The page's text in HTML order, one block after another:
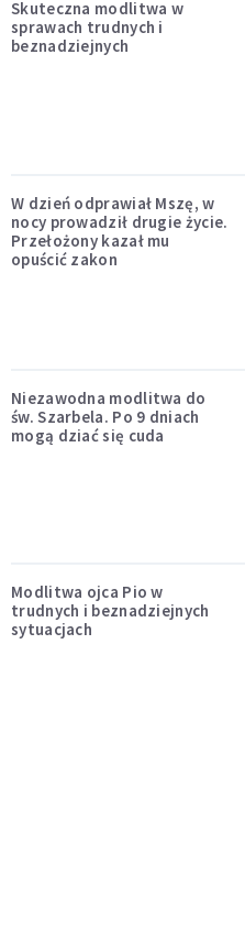
Skuteczna modlitwa w
sprawach trudnych i
beznadziejnych
W dzień odprawiał Mszę, w
nocy prowadził drugie życie.
Przełożony kazał mu
opuścić zakon
Niezawodna modlitwa do
św. Szarbela. Po 9 dniach
mogą dziać się cuda
Modlitwa ojca Pio w
trudnych i beznadziejnych
sytuacjach